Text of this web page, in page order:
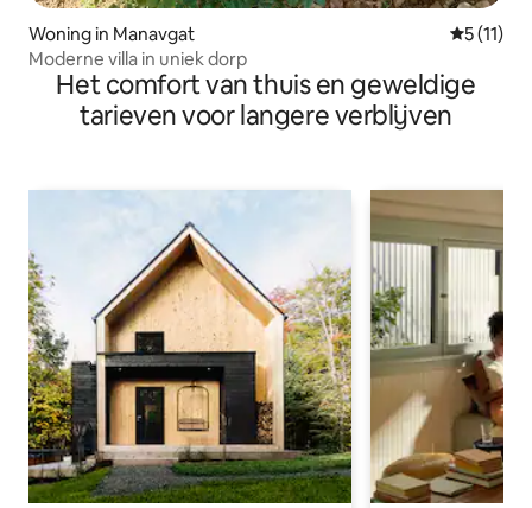
Woning in Manavgat
5 (11)
Moderne villa in uniek dorp
Het comfort van thuis en geweldige
tarieven voor langere verblijven